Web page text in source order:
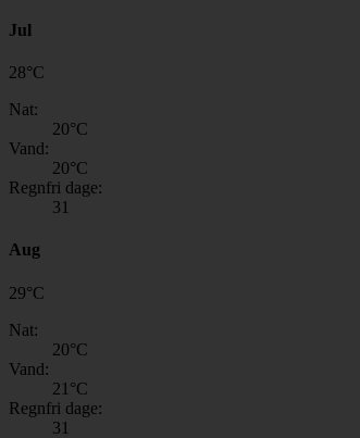
Jul
28°C
Nat:
20°C
Vand:
20°C
Regnfri dage:
31
Aug
29°C
Nat:
20°C
Vand:
21 °C
Regnfri dage:
31